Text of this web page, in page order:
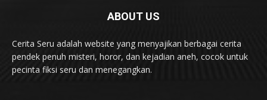
ABOUT US
Cerita Seru adalah website yang menyajikan berbagai cerita
pendek penuh misteri, horor, dan kejadian aneh, cocok untuk
pecinta fiksi seru dan menegangkan.